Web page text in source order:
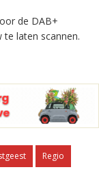
de DAB+
laten scannen.
Regio